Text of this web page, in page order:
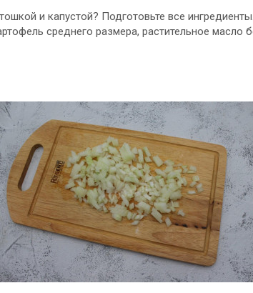
и капустой? Подготовьте все
среднего размера, растительное масло